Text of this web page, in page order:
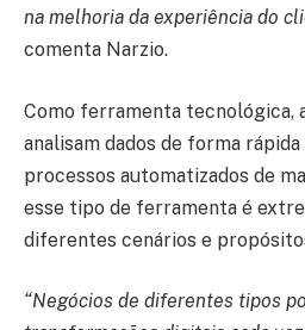
na melhoria da experiência do
comenta Narzio.
Como ferramenta tecnológica,
analisam dados de forma
processos automatizados de
esse tipo de ferramenta é
diferentes cenários e
“Negócios de diferentes tipos